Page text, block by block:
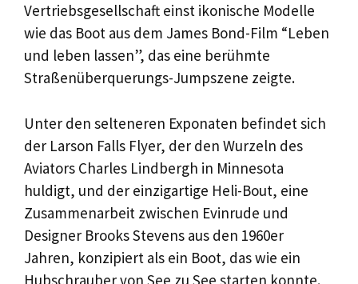
Vertriebsgesellschaft einst ikonische Modelle
wie das Boot aus dem James Bond-Film “Leben
und leben lassen”, das eine berühmte
Straßenüberquerungs-Jumpszene zeigte.
Unter den selteneren Exponaten befindet sich
der Larson Falls Flyer, der den Wurzeln des
Aviators Charles Lindbergh in Minnesota
huldigt, und der einzigartige Heli-Bout, eine
Zusammenarbeit zwischen Evinrude und
Designer Brooks Stevens aus den 1960er
Jahren, konzipiert als ein Boot, das wie ein
Hubschrauber von See zu See starten konnte.